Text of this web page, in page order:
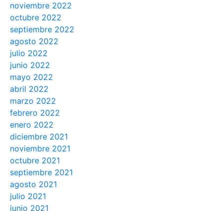
noviembre 2022
octubre 2022
septiembre 2022
agosto 2022
julio 2022
junio 2022
mayo 2022
abril 2022
marzo 2022
febrero 2022
enero 2022
diciembre 2021
noviembre 2021
octubre 2021
septiembre 2021
agosto 2021
julio 2021
junio 2021